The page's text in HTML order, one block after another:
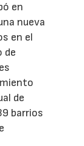
en
nueva
en el
de
de
barrios